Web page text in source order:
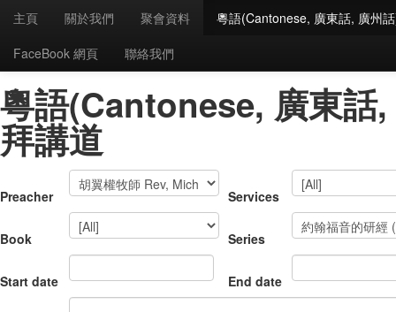
主頁 關於我們 聚會資料
粵語(Cantonese, 廣東話, 廣州
FaceBook 網頁
聯絡我們
Home 粵語(Cantonese, 廣東話, 廣州話)崇拜講道
粵語(Cantonese, 廣東話
拜講道
Preacher Services
Book Series
Start date End date